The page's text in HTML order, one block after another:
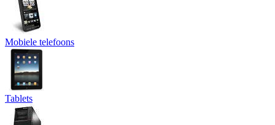
Mobiele telefoons
Tablets